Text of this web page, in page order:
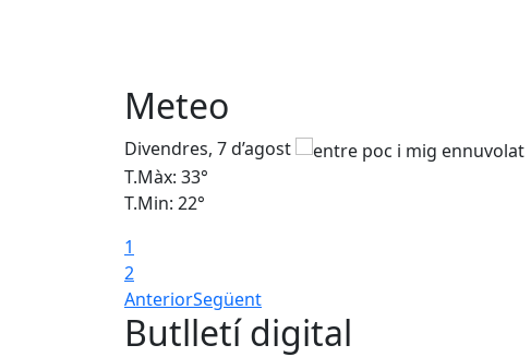
Meteo
Divendres, 7 d’agost
T.Màx: 33°
T.Min: 22°
1
2
AnteriorSegüent
Butlletí digital